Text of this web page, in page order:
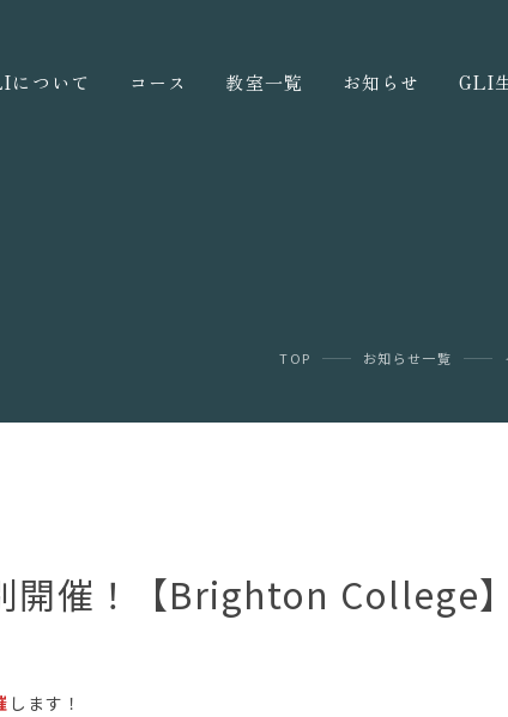
について コース 教室一覧 お知らせ GLI
TOP お知らせ一覧
開催！【Brighton College
します！